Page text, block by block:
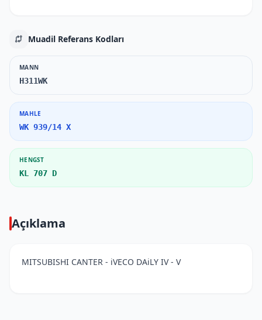
Muadil Referans Kodları
MANN
H311WK
MAHLE
WK 939/14 X
HENGST
KL 707 D
Açıklama
MITSUBISHI CANTER - iVECO DAiLY IV - V